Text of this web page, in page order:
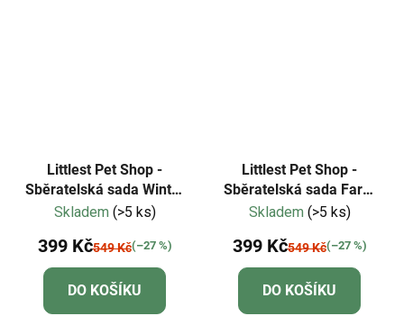
Littlest Pet Shop -
Sběratelská sada Winter
Besties
Skladem (>5 ks)
399 Kč549 Kč(–27 %)
DO KOŠÍKU
Littlest Pet Shop -
Sběratelská sada Farm
Besties
Skladem (>5 ks)
399 Kč549 Kč(–27 %)
DO KOŠÍKU